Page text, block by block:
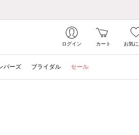
ログイン カート お気に
バーズ ブライダル セール